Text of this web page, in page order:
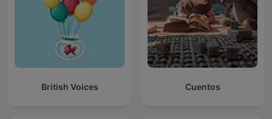
British Voices Cuentos